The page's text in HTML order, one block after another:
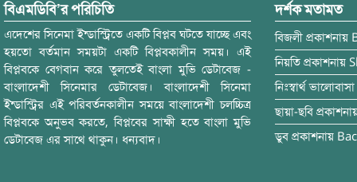
বিএমডিবি’র পরিচিতি
এদেশের সিনেমা ইন্ডাস্ট্রিতে একটি বিপ্লব ঘটতে যাচ্ছে এবং
হয়তো বর্তমান সময়টা একটি বিপ্লবকালীন সময়। এই
বিপ্লবকে বেগবান করে তুলতেই বাংলা মুভি ডেটাবেজ -
বাংলাদেশী সিনেমার ডেটাবেজ। বাংলাদেশী সিনেমা
ইন্ডাস্ট্রির এই পরিবর্তনকালীন সময়ে বাংলাদেশী চলচ্চিত্র
বিপ্লবকে অনুভব করতে, বিপ্লবের সাক্ষী হতে বাংলা মুভি
ডেটাবেজ এর সাথে থাকুন। ধন্যবাদ।
দর্শক মতামত
বিজলী প্রকাশনায়
নিয়তি প্রকাশনায়
নিঃস্বার্থ ভালোবাসা
ছায়া-ছবি
ডুব প্রকাশনায়